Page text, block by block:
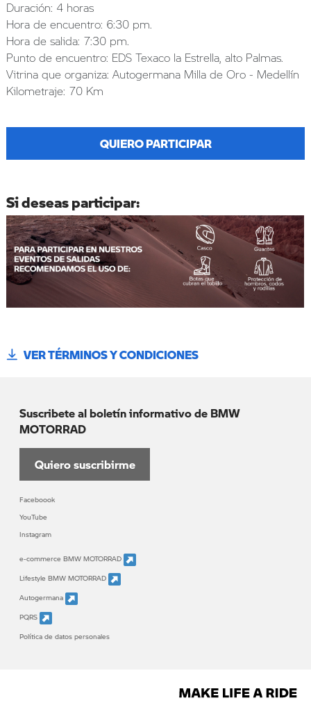
Duración: 4 horas
Hora de encuentro: 6:30 pm.
Hora de salida: 7:30 pm.
Punto de encuentro: EDS Texaco la Estrella, alto Palmas.
Vitrina que organiza: Autogermana Milla de Oro - Medellín
Kilometraje: 70 Km
QUIERO PARTICIPAR
Si deseas participar:
VER TÉRMINOS Y CONDICIONES
Suscribete al boletín informativo de BMW
MOTORRAD
Quiero suscribirme
Faceboook
YouTube
Instagram
e-commerce BMW MOTORRAD
Lifestyle BMW MOTORRAD
Autogermana
PQRS
Política de datos personales